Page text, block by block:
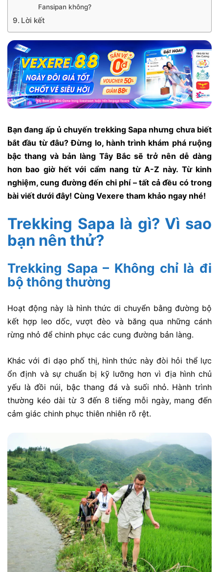
Fansipan không?
Lời kết
Bạn đang ấp ủ chuyến trekking Sapa nhưng chưa biết
bắt đầu từ đâu? Đừng lo, hành trình khám phá ruộng
bậc thang và bản làng Tây Bắc sẽ trở nên dễ dàng
hơn bao giờ hết với cẩm nang từ A-Z này. Từ kinh
nghiệm, cung đường đến chi phí – tất cả đều có trong
bài viết dưới đây! Cùng Vexere tham khảo ngay nhé!
Trekking Sapa là gì? Vì sao
bạn nên thử?
Trekking Sapa – Không chỉ là đi
bộ thông thường
Hoạt động này là hình thức di chuyển bằng đường bộ
kết hợp leo dốc, vượt đèo và băng qua những cánh
rừng nhỏ để chinh phục các cung đường bản làng.
Khác với đi dạo phố thị, hình thức này đòi hỏi thể lực
ổn định và sự chuẩn bị kỹ lưỡng hơn vì địa hình chủ
yếu là đồi núi, bậc thang đá và suối nhỏ. Hành trình
thường kéo dài từ 3 đến 8 tiếng mỗi ngày, mang đến
cảm giác chinh phục thiên nhiên rõ rệt.